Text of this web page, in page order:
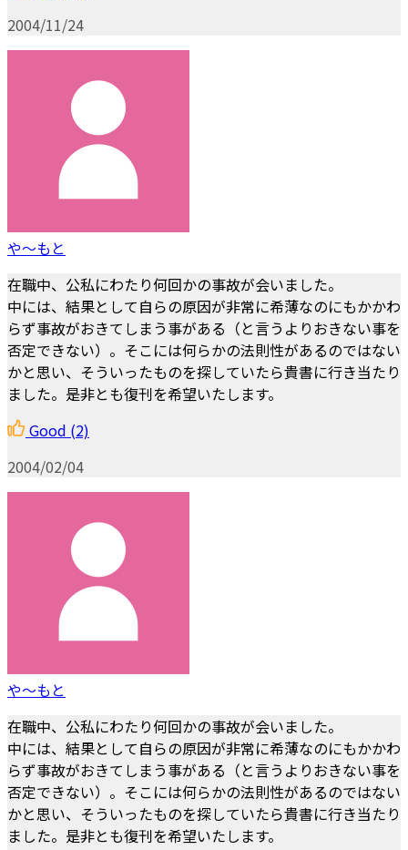
2004/11/24
や～もと
在職中、公私にわたり何回かの事故が会いました。
中には、結果として自らの原因が非常に希薄なのにもかかわ
らず事故がおきてしまう事がある（と言うよりおきない事を
否定できない）。そこには何らかの法則性があるのではない
かと思い、そういったものを探していたら貴書に行き当たり
ました。是非とも復刊を希望いたします。
Good (2)
2004/02/04
や～もと
在職中、公私にわたり何回かの事故が会いました。
中には、結果として自らの原因が非常に希薄なのにもかかわ
らず事故がおきてしまう事がある（と言うよりおきない事を
否定できない）。そこには何らかの法則性があるのではない
かと思い、そういったものを探していたら貴書に行き当たり
ました。是非とも復刊を希望いたします。